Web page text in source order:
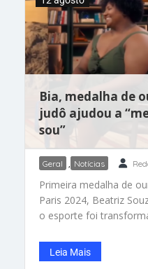
Bia, medalha de
judô ajudou a
sou”
Geral , Notícias
Primeira medalha de
Paris 2024, Beatriz
o esporte foi
135 quilos, a atleta
preconceito por causa
Leia Mais